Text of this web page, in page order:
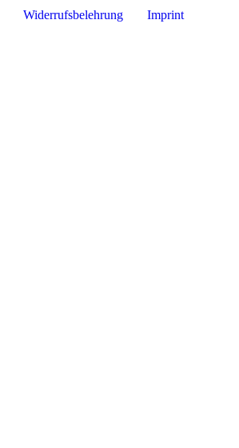
Widerrufsbelehrung Imprint